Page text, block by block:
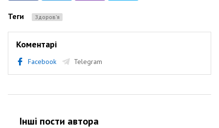
Теги Здоров’я
Коментарі
Facebook Telegram
Інші пости автора